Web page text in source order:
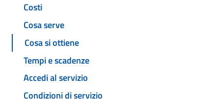
Costi
Cosa serve
Cosa si ottiene
Tempi e scadenze
Accedi al servizio
Condizioni di servizio